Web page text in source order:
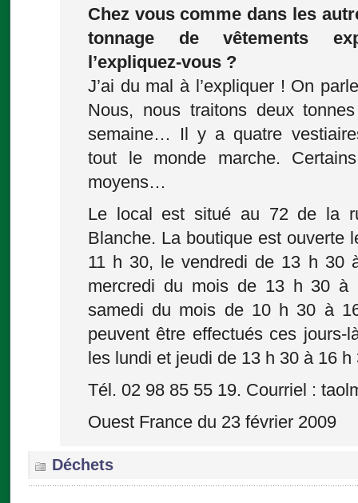
Chez vous comme dans les
tonnage de vêtements
l’expliquez-vous ?
J’ai du mal à l’expliquer ! On
Nous, nous traitons deux
semaine… Il y a quatre
tout le monde marche.
moyens…
Le local est situé au 72 de la
Blanche. La boutique est ouverte
11 h 30, le vendredi de 13 h 30
mercredi du mois de 13 h 30
samedi du mois de 10 h 30 à
peuvent être effectués ces jours-
les lundi et jeudi de 13 h 30 à 16 h
Tél. 02 98 85 55 19. Courriel :
Ouest France du 23 février 2009
Déchets